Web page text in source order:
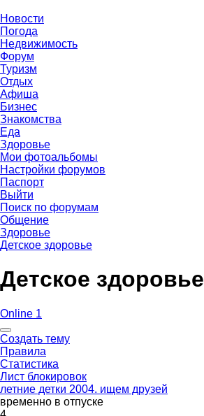
Новости
Погода
Недвижимость
Форум
Туризм
Отдых
Афиша
Бизнес
Знакомства
Еда
Здоровье
Мои фотоальбомы
Настройки форумов
Паспорт
Выйти
Поиск по форумам
Общение
Здоровье
Детское здоровье
Детское здоровье
Online 1
Создать тему
Правила
Статистика
Лист блокировок
летние детки 2004. ищем друзей
временно в отпуске